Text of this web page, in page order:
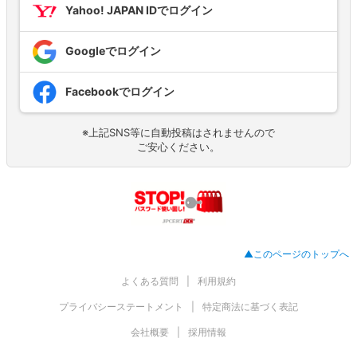
Yahoo! JAPAN IDでログイン
Googleでログイン
Facebookでログイン
※上記SNS等に自動投稿はされませんので
ご安心ください。
▲このページのトップへ
よくある質問 利用規約
プライバシーステートメント 特定商法に基づく表記
会社概要 採用情報